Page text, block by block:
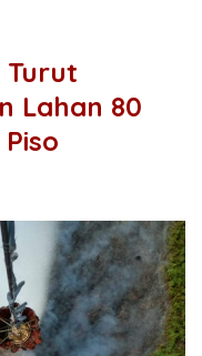
Turut
Lahan 80